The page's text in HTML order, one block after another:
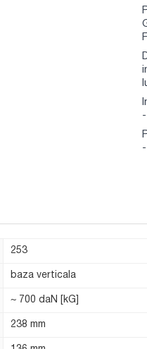
253
baza verticala
~ 700 daN [kG]
238 mm